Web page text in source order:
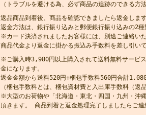
（トラブルを避ける為、必ず商品の追跡のできる方
返品商品到着後、商品を確認できましたら返金します
返金方法は、銀行振り込みと郵便銀行振り込みの2種
※カード決済されましたお客様には、別途ご連絡いた
商品代金より返金に掛かる振込み手数料を差し引い
※ご購入時3,980円以上購入されて送料無料サービ
金になります。
返金金額から送料520円+梱包手数料560円合計
（梱包手数料とは、梱包資材費と入出庫手数料（返
※大型のお荷物や「北海道・東北・四国・九州・沖
頂きます。 商品到着と返金処理完了しましたらご連